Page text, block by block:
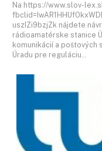
Na https://www.slov-
uszIZi9bzjZk nájdete
rádioamatérske stanice
komunikácií a
Úradu pre reguláciu…